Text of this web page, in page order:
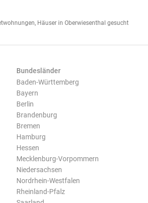
Häuser in Oberwiesenthal gesucht
Bundesländer
Baden-Württemberg
Bayern
Berlin
Brandenburg
Bremen
Hamburg
Hessen
Mecklenburg-Vorpommern
Niedersachsen
Nordrhein-Westfalen
Rheinland-Pfalz